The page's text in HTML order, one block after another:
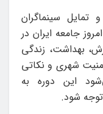
تمایل سینماگران
جامعه ایران در
بهداشت، زندگی
شهری و نکاتی
این دوره به
شود.